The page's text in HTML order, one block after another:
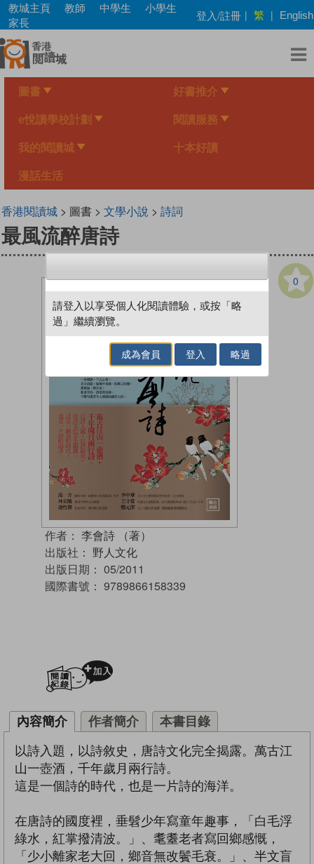
Skip
main
content
教城主頁 教師 中學生
小學生
家長
登入/註冊 | 繁 | English
圖書 好書推介
e悅讀學校計劃 閱讀服務
我的閱讀城 十本好讀
漫話生活
香港閱讀城> 圖書 > 文學小說 > 詩詞
最風流醉唐詩
0
作者： 李會詩 （著）
出版社： 野人文化
出版日期： 05/2011
國際書號： 9789866158339
內容簡介 作者簡介 本書目錄
以詩入題，以詩敘史，唐詩文化完全揭露。萬古江
山一壺酒，千年歲月兩行詩。
這是一個詩的時代，也是一片詩的海洋。
在唐詩的國度裡，垂髫少年寫童年趣事，「白毛浮
綠水，紅掌撥清波。」、耄耋老者寫回鄉感慨，
「少小離家老大回，鄉音無改鬢毛衰。」、半文盲
請登入以享受個人化閱讀體驗，或按「略
過」繼續瀏覽。
成為會員 登入 略過